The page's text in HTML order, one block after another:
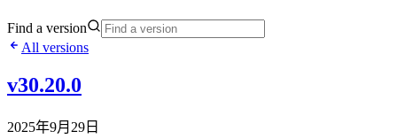
Find a version
All versions
v30.20.0
2025年9月29日